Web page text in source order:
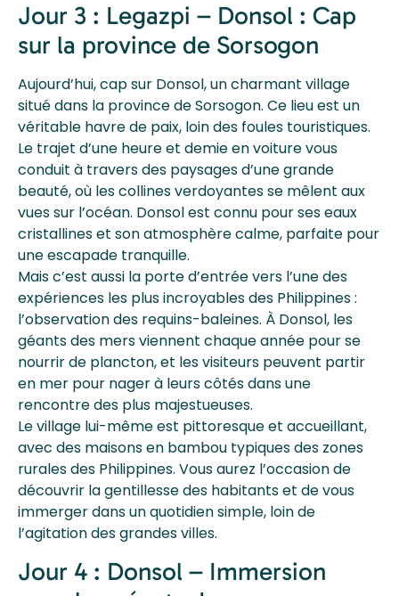
Jour 3 : Legazpi – Donsol : Cap
sur la province de Sorsogon
Aujourd’hui, cap sur Donsol, un charmant village
situé dans la province de Sorsogon. Ce lieu est un
véritable havre de paix, loin des foules touristiques.
Le trajet d’une heure et demie en voiture vous
conduit à travers des paysages d’une grande
beauté, où les collines verdoyantes se mêlent aux
vues sur l’océan. Donsol est connu pour ses eaux
cristallines et son atmosphère calme, parfaite pour
une escapade tranquille.
Mais c’est aussi la porte d’entrée vers l’une des
expériences les plus incroyables des Philippines :
l’observation des requins-baleines. À Donsol, les
géants des mers viennent chaque année pour se
nourrir de plancton, et les visiteurs peuvent partir
en mer pour nager à leurs côtés dans une
rencontre des plus majestueuses.
Le village lui-même est pittoresque et accueillant,
avec des maisons en bambou typiques des zones
rurales des Philippines. Vous aurez l’occasion de
découvrir la gentillesse des habitants et de vous
immerger dans un quotidien simple, loin de
l’agitation des grandes villes.
Jour 4 : Donsol – Immersion